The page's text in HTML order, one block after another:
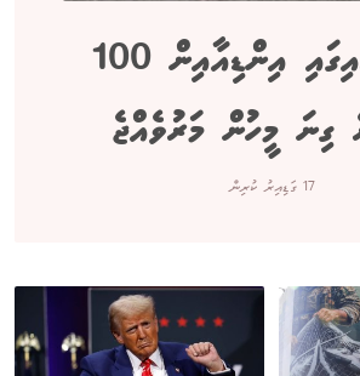
ވިއްސާރައިގައި އިންޑިއާއިން 100
ގިނަ މީހުން މަރުވެއްޖެ
17 ގަޑިއިރު ކުރިން